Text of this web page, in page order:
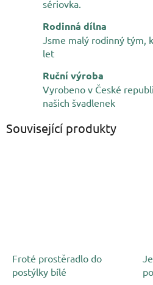
sériovka.
Rodinná dílna
Jsme malý rodinný tým,
let
Ruční výroba
Vyrobeno v České
našich švadlenek
Související produkty
Froté prostěradlo do
postýlky bílé